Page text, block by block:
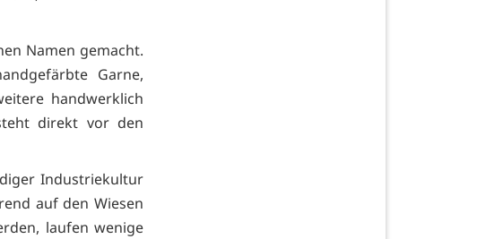
Namen gemacht.
Garne,
handwerklich
direkt vor den
Industriekultur
auf den Wiesen
laufen wenige